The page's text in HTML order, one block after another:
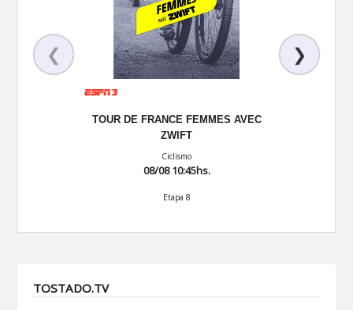
❮
TOUR DE FRANCE FEMMES AVEC
ZWIFT
Ciclismo
08/08 10:45hs.
Etapa 8
❯
TOSTADO.TV